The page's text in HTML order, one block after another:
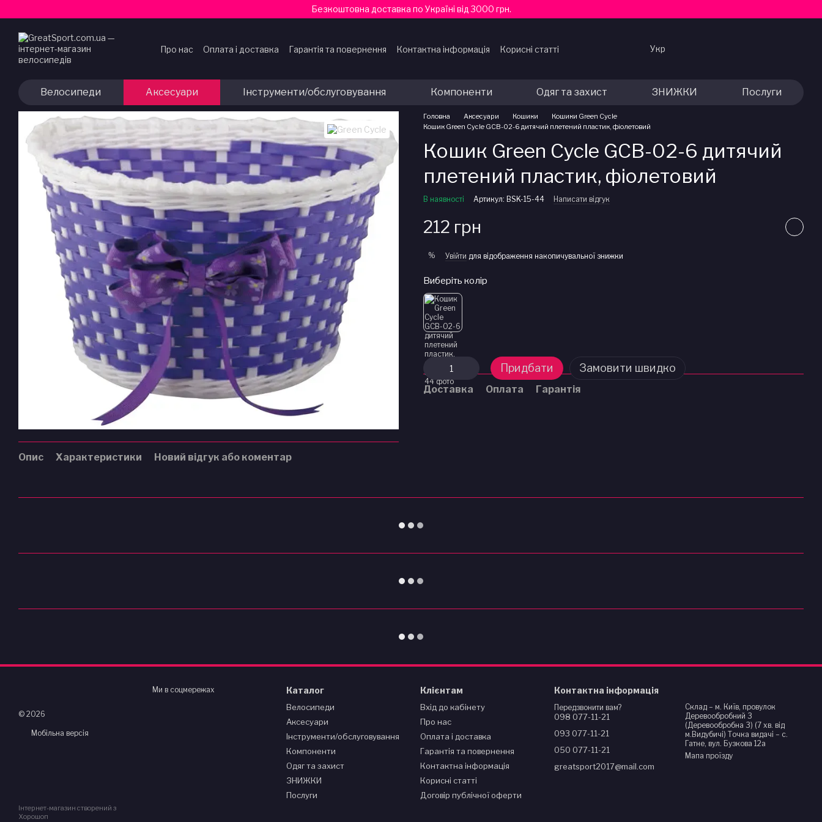
Безкоштовна доставка по Україні від 3000 грн.
Про нас Оплата і доставка Гарантія та повернення Контактна інформація
Корисні статті
Укр
Велосипеди Аксесуари Інструменти/обслуговування Компоненти Одяг та захист ЗНИЖКИ Послуги
Опис Характеристики Новий відгук або коментар
Головна Аксесуари Кошики
Кошики Green Cycle
Кошик Green Cycle GCB-02-6 дитячий плетений пластик, фіолетовий
Кошик Green Cycle GCB-02-6 дитячий
плетений пластик, фіолетовий
В наявності Артикул: BSK-15-44 Написати відгук
212 грн
% Увійти для відображення накопичувальної знижки
Виберіть колір
Придбати Замовити швидко
Доставка Оплата Гарантія
© 2026
Мобільна версія
Інтернет-магазин створений з
Хорошоп
Ми в соцмережах Каталог
Велосипеди
Аксесуари
Інструменти/обслуговування
Компоненти
Одяг та захист
ЗНИЖКИ
Послуги
Клієнтам
Вхід до кабінету
Про нас
Оплата і доставка
Гарантія та повернення
Контактна інформація
Корисні статті
Договір публічної оферти
Контактна інформація
Передзвонити вам?
098 077-11-21
093 077-11-21
050 077-11-21
greatsport2017@mail.com
Склад – м. Київ, провулок
Деревообробний 3
(Деревообробна 3) (7 хв. від
м.Видубичі) Точка видачі – с.
Гатне, вул. Бузкова 12а
Мапа проїзду